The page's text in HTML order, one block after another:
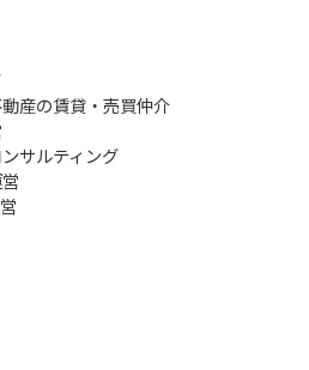
産の賃貸・売買仲介
サルティング